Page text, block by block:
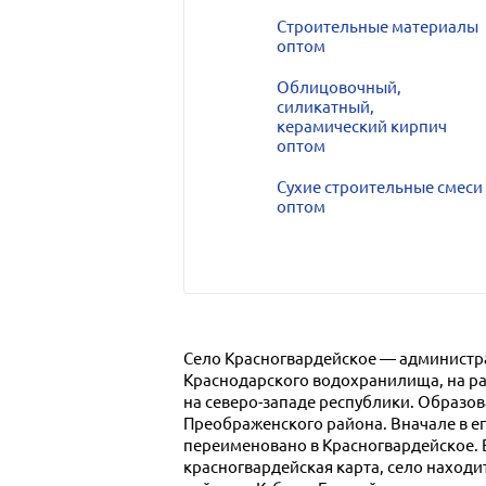
Строительные материалы
оптом
Облицовочный,
силикатный,
керамический кирпич
оптом
Сухие строительные смеси
оптом
Село Красногвардейское —
Краснодарского водохранилища, на
на северо-западе республики.
Преображенского района. Вначале в
переименовано в Красногвардейское.
красногвардейская карта, село